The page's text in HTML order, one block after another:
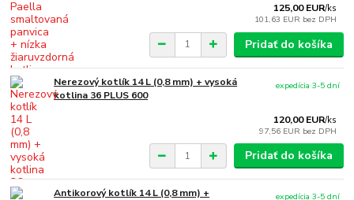
125,00 EUR/ks
101,63 EUR bez DPH
Pridať do košíka
Nerezový kotlík 14 L (0,8 mm) + vysoká
kotlina 36 PLUS 600
120,00 EUR/ks
97,56 EUR bez DPH
expedícia 3-5 dní
Pridať do košíka
Antikorový kotlík 14 L (0,8 mm) + expedícia 3-5 dní